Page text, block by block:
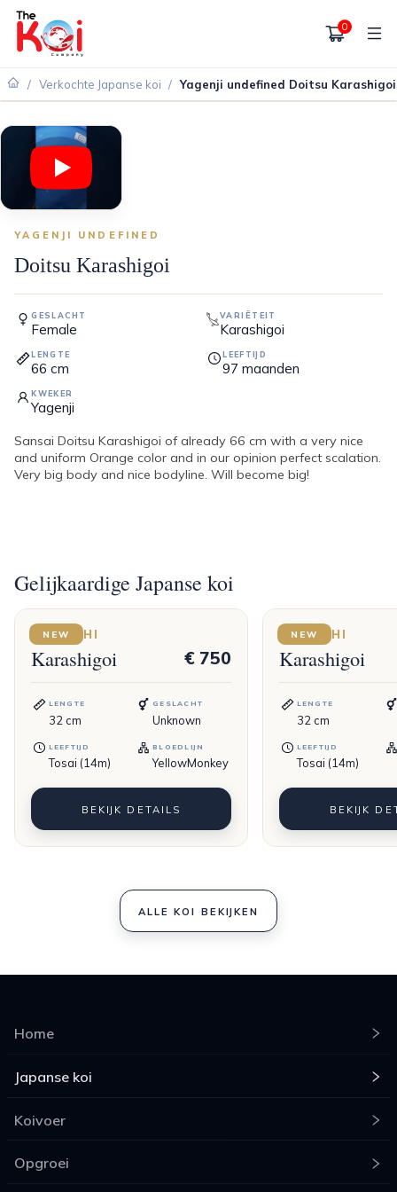
0
/ Verkochte Japanse koi / Yagenji undefined Doitsu Karashigoi
VERKOCHT
YAGENJI UNDEFINED
Doitsu Karashigoi
GESLACHT
Female
VARIËTEIT
Karashigoi
LENGTE
66 cm
LEEFTIJD
97 maanden
KWEKER
Yagenji
Sansai Doitsu Karashigoi of already 66 cm with a very nice
and uniform Orange color and in our opinion perfect scalation.
Very big body and nice bodyline. Will become big!
Gelijkaardige Japanse koi
NEW
DAINICHI
Karashigoi € 750
LENGTE
32 cm
GESLACHT
Unknown
LEEFTIJD
Tosai (14m)
BLOEDLIJN
YellowMonkey
BEKIJK DETAILS
NEW
DAINICHI
Karashigoi
LENGTE
32 cm
LEEFTIJD
Tosai (14m)
BEKIJK
ALLE KOI BEKIJKEN
Home
Japanse koi
Koivoer
Opgroei